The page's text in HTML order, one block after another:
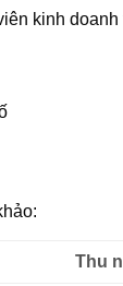
kinh
Thu